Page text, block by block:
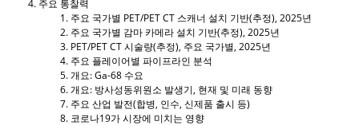
주요 통찰력
주요 국가별 PET/PET CT 스캐너 설치 기반(추정), 2025년
주요 국가별 감마 카메라 설치 기반(추정), 2025년
PET/PET CT 시술량(추정), 주요 국가별, 2025년
주요 플레이어별 파이프라인 분석
개요: Ga-68 수요
개요: 방사성동위원소 발생기, 현재 및 미래 동향
주요 산업 발전(합병, 인수, 신제품 출시 등)
코로나19가 시장에 미치는 영향